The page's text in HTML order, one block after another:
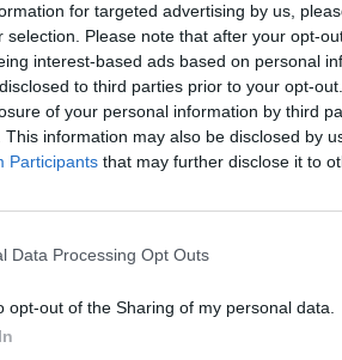
for targeted advertising by us,
selection. Please note that after your opt-
interest-based ads based on personal
to third parties prior to your opt-
of your personal information by third
This information may also be disclosed by
Participants that may further disclose it to
Data Processing Opt Outs
opt-out of the Sharing of my personal data.
del fútbol británico,
que vienen realizando
Association (FA).
examinarán previa a la firma las
equipo. Cabe recordar el
ha iniciado el magnate ruso
el respaldo gubernamental,
paso adelante”, pero
calendario de arranque del
sólo han anunciado